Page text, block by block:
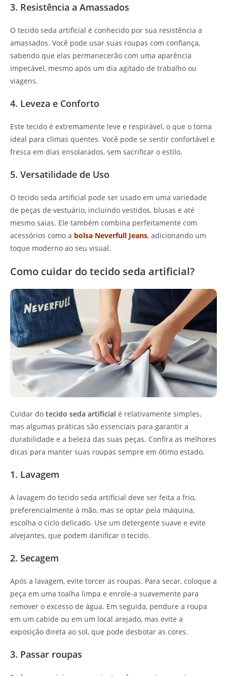
3. Resistência a Amassados
O tecido seda artificial é conhecido por sua resistência a
amassados. Você pode usar suas roupas com confiança,
sabendo que elas permanecerão com uma aparência
impecável, mesmo após um dia agitado de trabalho ou
viagens.
4. Leveza e Conforto
Este tecido é extremamente leve e respirável, o que o torna
ideal para climas quentes. Você pode se sentir confortável e
fresca em dias ensolarados, sem sacrificar o estilo.
5. Versatilidade de Uso
O tecido seda artificial pode ser usado em uma variedade
de peças de vestuário, incluindo vestidos, blusas e até
mesmo saias. Ele também combina perfeitamente com
acessórios como a bolsa Neverfull Jeans, adicionando um
toque moderno ao seu visual.
Como cuidar do tecido seda artificial?
Cuidar do tecido seda artificial é relativamente simples,
mas algumas práticas são essenciais para garantir a
durabilidade e a beleza das suas peças. Confira as melhores
dicas para manter suas roupas sempre em ótimo estado.
1. Lavagem
A lavagem do tecido seda artificial deve ser feita a frio,
preferencialmente à mão, mas se optar pela máquina,
escolha o ciclo delicado. Use um detergente suave e evite
alvejantes, que podem danificar o tecido.
2. Secagem
Após a lavagem, evite torcer as roupas. Para secar, coloque a
peça em uma toalha limpa e enrole-a suavemente para
remover o excesso de água. Em seguida, pendure a roupa
em um cabide ou em um local arejado, mas evite a
exposição direta ao sol, que pode desbotar as cores.
3. Passar roupas